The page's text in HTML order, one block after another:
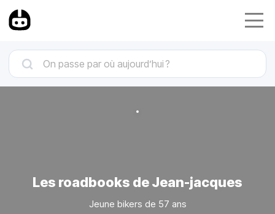
Les roadbooks de Jean-jacques
Jeune bikers de 57 ans